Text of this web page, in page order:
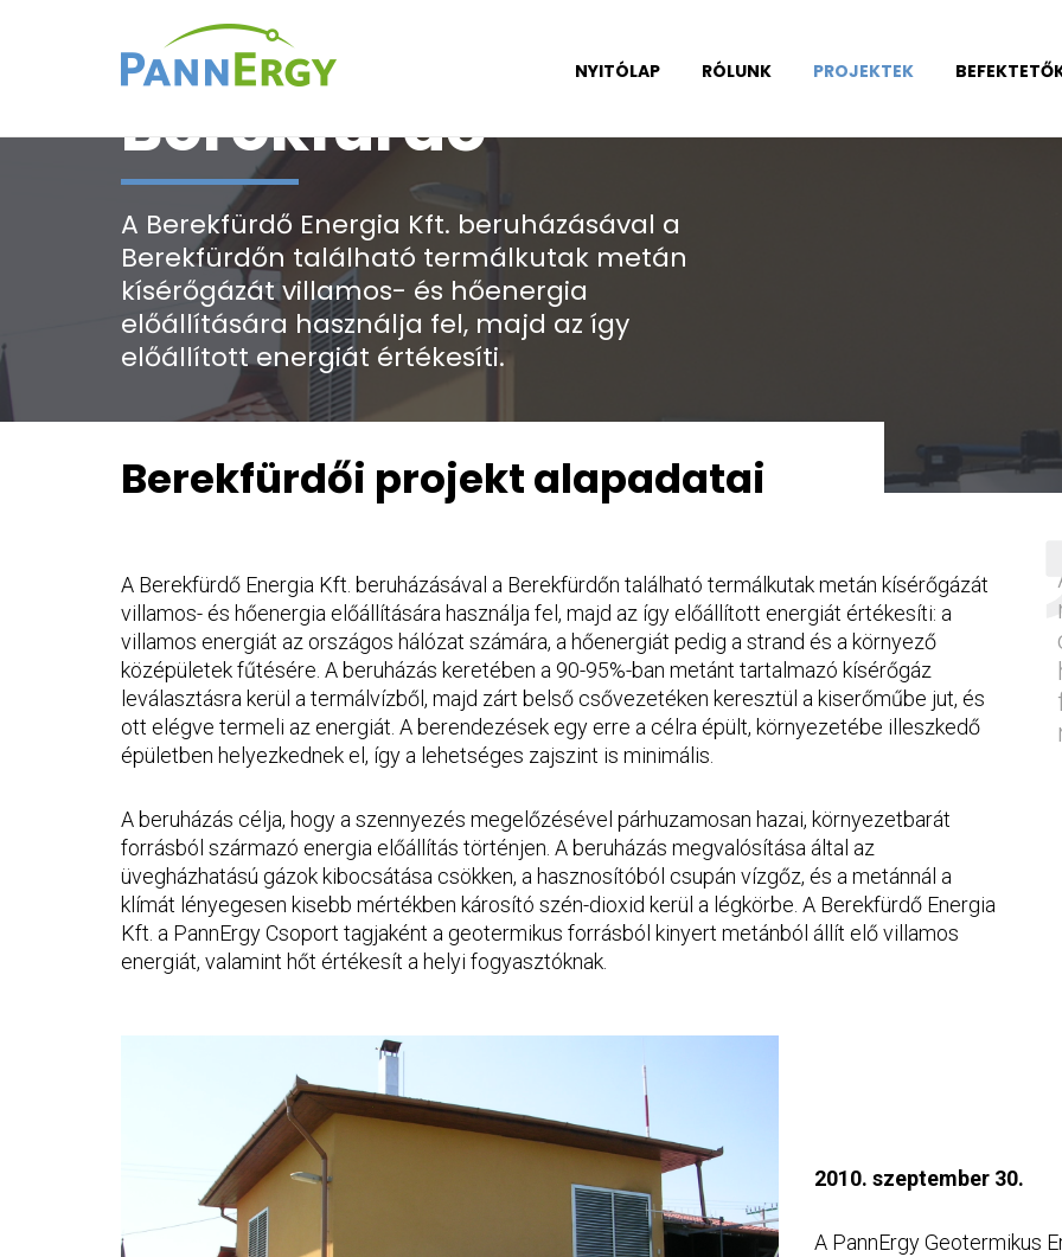
NYITÓLAP RÓLUNK PROJEKTEK
Berekfürdő
A Berekfürdő Energia Kft. beruházásával a
Berekfürdőn található termálkutak metán
kísérőgázát villamos- és hőenergia
előállítására használja fel, majd az így
előállított energiát értékesíti.
Berekfürdői projekt alapadatai
A Berekfürdő Energia Kft. beruházásával a Berekfürdőn található termálkutak metán kísérőgázát
villamos- és hőenergia előállítására használja fel, majd az így előállított energiát értékesíti: a
villamos energiát az országos hálózat számára, a hőenergiát pedig a strand és a környező
középületek fűtésére. A beruházás keretében a 90-95%-ban metánt tartalmazó kísérőgáz
leválasztásra kerül a termálvízből, majd zárt belső csővezetéken keresztül a kiserőműbe jut, és
ott elégve termeli az energiát. A berendezések egy erre a célra épült, környezetébe illeszkedő
épületben helyezkednek el, így a lehetséges zajszint is minimális.
A beruházás célja, hogy a szennyezés megelőzésével párhuzamosan hazai, környezetbarát
forrásból származó energia előállítás történjen. A beruházás megvalósítása által az
üvegházhatású gázok kibocsátása csökken, a hasznosítóból csupán vízgőz, és a metánnál a
klímát lényegesen kisebb mértékben károsító szén-dioxid kerül a légkörbe. A Berekfürdő Energia
Kft. a PannErgy Csoport tagjaként a geotermikus forrásból kinyert metánból állít elő villamos
energiát, valamint hőt értékesít a helyi fogyasztóknak.
2010. szeptember 30.
A PannErgy Geotermikus